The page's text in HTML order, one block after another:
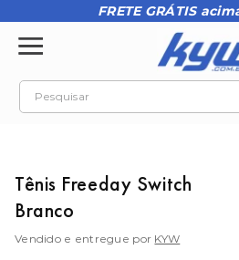
FRETE GRÁTIS
Pesquisar
Tênis Freeday Switch
Branco
Vendido e entregue por KYW
2º oakley